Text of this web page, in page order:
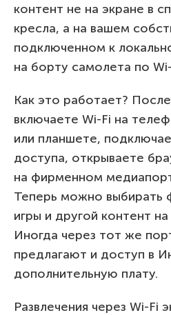
контент не на экране в
кресла, а на вашем
подключенном к
на борту самолета по
Как это работает?
включаете Wi-Fi на
или планшете,
доступа, открываете
на фирменном
Теперь можно выбирать
игры и другой контент
Иногда через тот же
предлагают и доступ в
дополнительную плату.
Развлечения через Wi-Fi